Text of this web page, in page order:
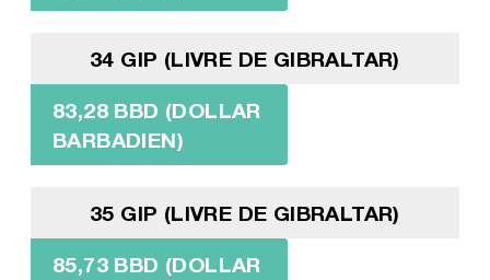
34 GIP (LIVRE DE GIBRALTAR)
83,28 BBD (DOLLAR
BARBADIEN)
35 GIP (LIVRE DE GIBRALTAR)
85,73 BBD (DOLLAR